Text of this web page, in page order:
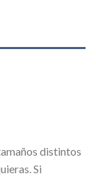
distintos
Si